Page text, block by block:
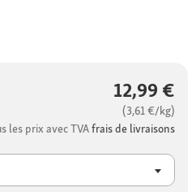
12,99 €
(3,61 €/kg)
les prix avec TVAfrais de livraisons